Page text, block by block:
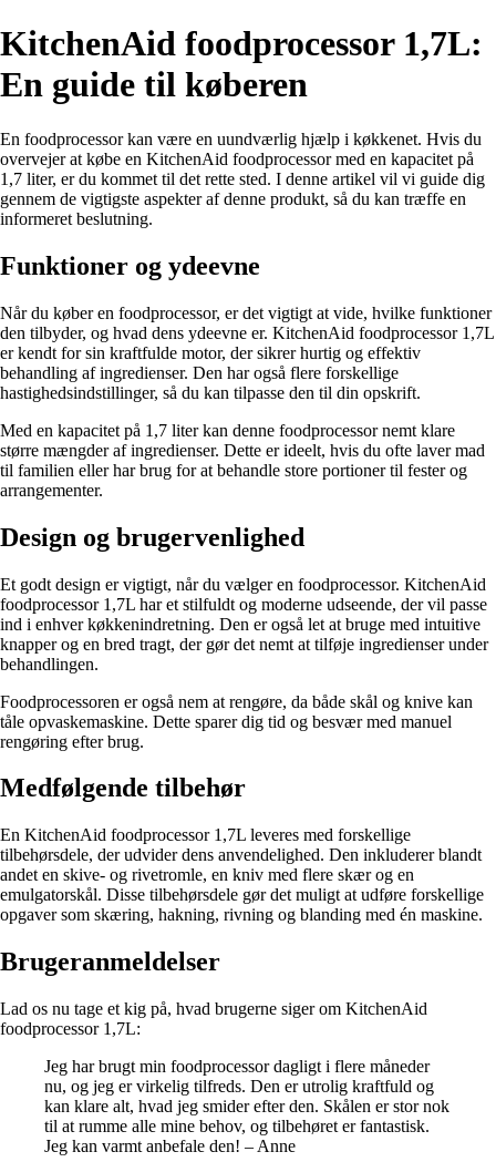
KitchenAid foodprocessor 1,7L:
En guide til køberen
En foodprocessor kan være en uundværlig hjælp i køkkenet. Hvis du
overvejer at købe en KitchenAid foodprocessor med en kapacitet på
1,7 liter, er du kommet til det rette sted. I denne artikel vil vi guide dig
gennem de vigtigste aspekter af denne produkt, så du kan træffe en
informeret beslutning.
Funktioner og ydeevne
Når du køber en foodprocessor, er det vigtigt at vide, hvilke funktioner
den tilbyder, og hvad dens ydeevne er. KitchenAid foodprocessor 1,7L
er kendt for sin kraftfulde motor, der sikrer hurtig og effektiv
behandling af ingredienser. Den har også flere forskellige
hastighedsindstillinger, så du kan tilpasse den til din opskrift.
Med en kapacitet på 1,7 liter kan denne foodprocessor nemt klare
større mængder af ingredienser. Dette er ideelt, hvis du ofte laver mad
til familien eller har brug for at behandle store portioner til fester og
arrangementer.
Design og brugervenlighed
Et godt design er vigtigt, når du vælger en foodprocessor. KitchenAid
foodprocessor 1,7L har et stilfuldt og moderne udseende, der vil passe
ind i enhver køkkenindretning. Den er også let at bruge med intuitive
knapper og en bred tragt, der gør det nemt at tilføje ingredienser under
behandlingen.
Foodprocessoren er også nem at rengøre, da både skål og knive kan
tåle opvaskemaskine. Dette sparer dig tid og besvær med manuel
rengøring efter brug.
Medfølgende tilbehør
En KitchenAid foodprocessor 1,7L leveres med forskellige
tilbehørsdele, der udvider dens anvendelighed. Den inkluderer blandt
andet en skive- og rivetromle, en kniv med flere skær og en
emulgatorskål. Disse tilbehørsdele gør det muligt at udføre forskellige
opgaver som skæring, hakning, rivning og blanding med én maskine.
Brugeranmeldelser
Lad os nu tage et kig på, hvad brugerne siger om KitchenAid
foodprocessor 1,7L:
Jeg har brugt min foodprocessor dagligt i flere måneder
nu, og jeg er virkelig tilfreds. Den er utrolig kraftfuld og
kan klare alt, hvad jeg smider efter den. Skålen er stor nok
til at rumme alle mine behov, og tilbehøret er fantastisk.
Jeg kan varmt anbefale den! – Anne